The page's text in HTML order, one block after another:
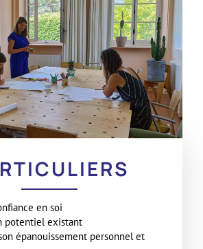
en soi
potentiel existant
épanouissement personnel et